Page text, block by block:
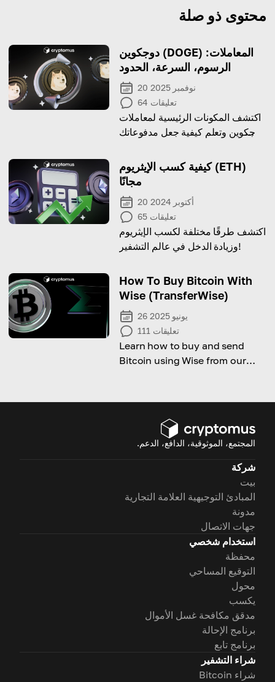
محتوى ذو صلة
دوجكوين (DOGE) المعاملات:
الرسوم، السرعة، الحدود
20 نوفمبر 2025
64 تعليقات
اكتشف المكونات الرئيسية لمعاملات
دوجكوين وتعلم كيفية جعل مدفوعاتك
كيفية كسب الإيثريوم (ETH)
مجانًا
20 أكتوبر 2024
65 تعليقات
اكتشف طرقًا مختلفة لكسب الإيثريوم
وزيادة الدخل في عالم التشفير!
How To Buy Bitcoin With
Wise (TransferWise)
26 يونيو 2025
111 تعليقات
Learn how to buy and send
Bitcoin using Wise from our
المجتمع، الموثوقية، الدافع، الدعم.
شركة
بيت
المبادئ التوجيهية العلامة التجارية
مدونة
جهات الاتصال
استخدام شخصي
محفظة
التوقيع المساحي
محول
يكسب
مدقق مكافحة غسل الأموال
برنامج الإحالة
برنامج تابع
شراء التشفير
شراء Bitcoin